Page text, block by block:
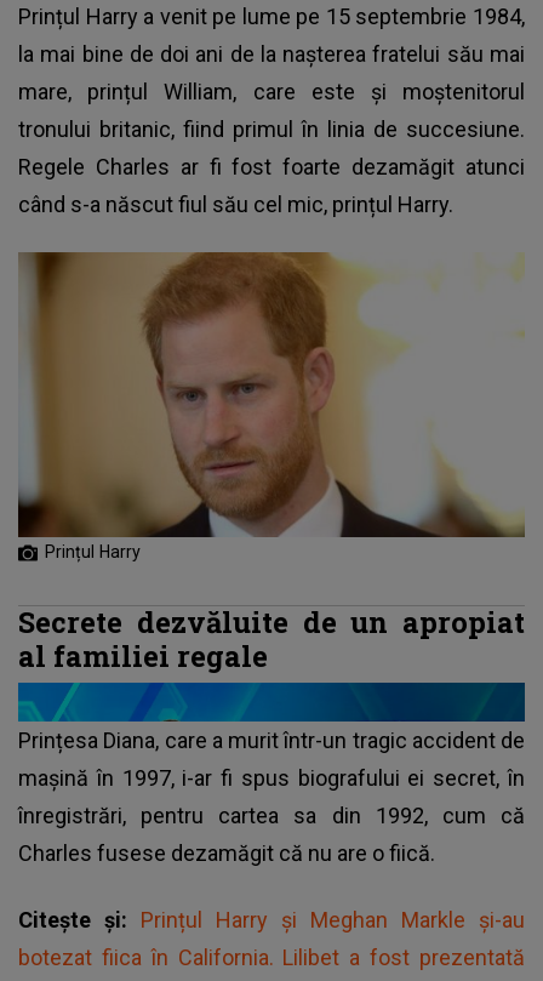
Prințul Harry a venit pe lume pe 15 septembrie 1984,
la mai bine de doi ani de la nașterea fratelui său mai
mare, prințul William, care este și moștenitorul
tronului britanic, fiind primul în linia de succesiune.
Regele Charles ar fi fost foarte dezamăgit atunci
când s-a născut fiul său cel mic, prințul Harry.
Prințul Harry
Secrete dezvăluite de un apropiat
al familiei regale
Prințesa Diana, care a murit într-un tragic accident de
mașină în 1997, i-ar fi spus biografului ei secret, în
înregistrări, pentru cartea sa din 1992, cum că
Charles fusese dezamăgit că nu are o fiică.
Citește și: Prințul Harry și Meghan Markle și-au
botezat fiica în California. Lilibet a fost prezentată